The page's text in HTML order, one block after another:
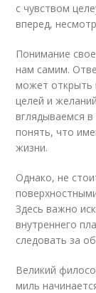
с чувством
вперед,
Понимание
нам самим.
может открыть
целей и
вглядываемся
понять, что
жизни.
Однако, не
Здесь важно
внутреннего
следовать за
Великий
миль